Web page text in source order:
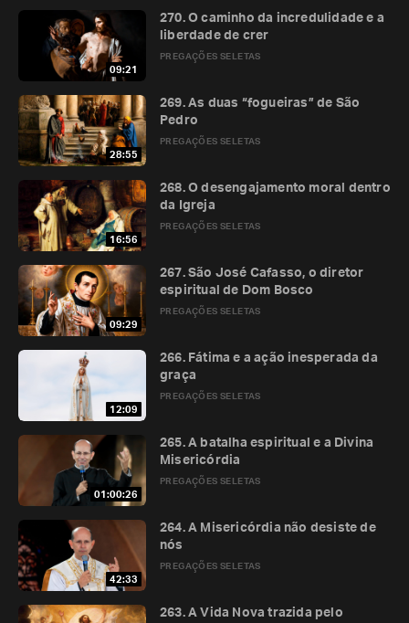
09:21
PREGAÇÕES SELETAS
270. O caminho da incredulidade e a
liberdade de crer
28:55
PREGAÇÕES SELETAS
269. As duas “fogueiras” de São
Pedro
16:56
PREGAÇÕES SELETAS
268. O desengajamento moral dentro
da Igreja
09:29
PREGAÇÕES SELETAS
267. São José Cafasso, o diretor
espiritual de Dom Bosco
12:09
PREGAÇÕES SELETAS
266. Fátima e a ação inesperada da
graça
01:00:26
PREGAÇÕES SELETAS
265. A batalha espiritual e a Divina
Misericórdia
42:33
PREGAÇÕES SELETAS
264. A Misericórdia não desiste de
nós
263. A Vida Nova trazida pelo